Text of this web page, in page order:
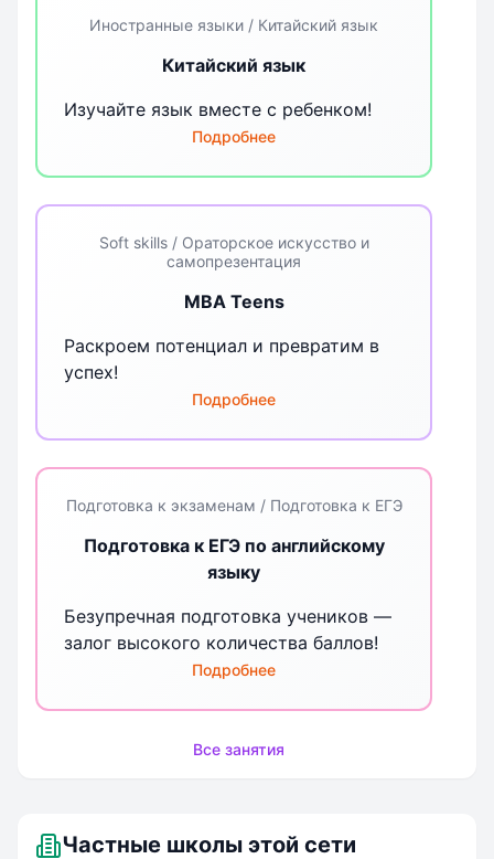
Иностранные языки / Китайский язык
Китайский язык
Изучайте язык вместе с ребенком!
Подробнее
Soft skills / Ораторское искусство и
самопрезентация
MBA Teens
Раскроем потенциал и превратим в
успех!
Подробнее
Подготовка к экзаменам / Подготовка к ЕГЭ
Подготовка к ЕГЭ по английскому
языку
Безупречная подготовка учеников —
залог высокого количества баллов!
Подробнее
Все занятия
Частные школы этой сети